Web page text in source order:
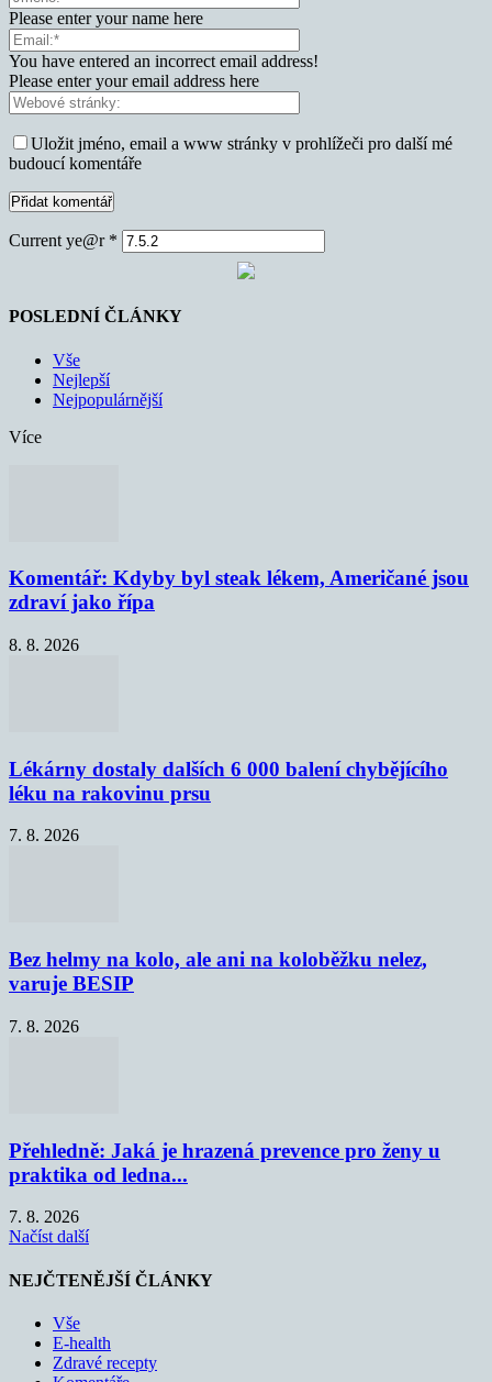
Please enter your name here
You have entered an incorrect email address!
Please enter your email address here
Uložit jméno, email a www stránky v prohlížeči pro další mé
budoucí komentáře
Current ye@r *
POSLEDNÍ ČLÁNKY
Vše
Nejlepší
Nejpopulárnější
Více
Komentář: Kdyby byl steak lékem, Američané jsou
zdraví jako řípa
8. 8. 2026
Lékárny dostaly dalších 6 000 balení chybějícího
léku na rakovinu prsu
7. 8. 2026
Bez helmy na kolo, ale ani na koloběžku nelez,
varuje BESIP
7. 8. 2026
Přehledně: Jaká je hrazená prevence pro ženy u
praktika od ledna...
7. 8. 2026
Načíst další
NEJČTENĚJŠÍ ČLÁNKY
Vše
E-health
Zdravé recepty